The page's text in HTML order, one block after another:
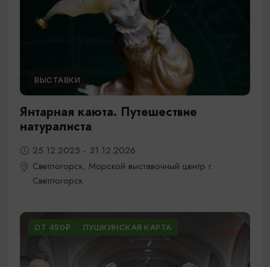
ВЫСТАВКИ
Янтарная каюта. Путешествие
натуралиста
25.12.2025 - 31.12.2026
Светлогорск, Морской выставочный центр г.
Светлогорск
ОТ 450₽ ПУШКИНСКАЯ КАРТА